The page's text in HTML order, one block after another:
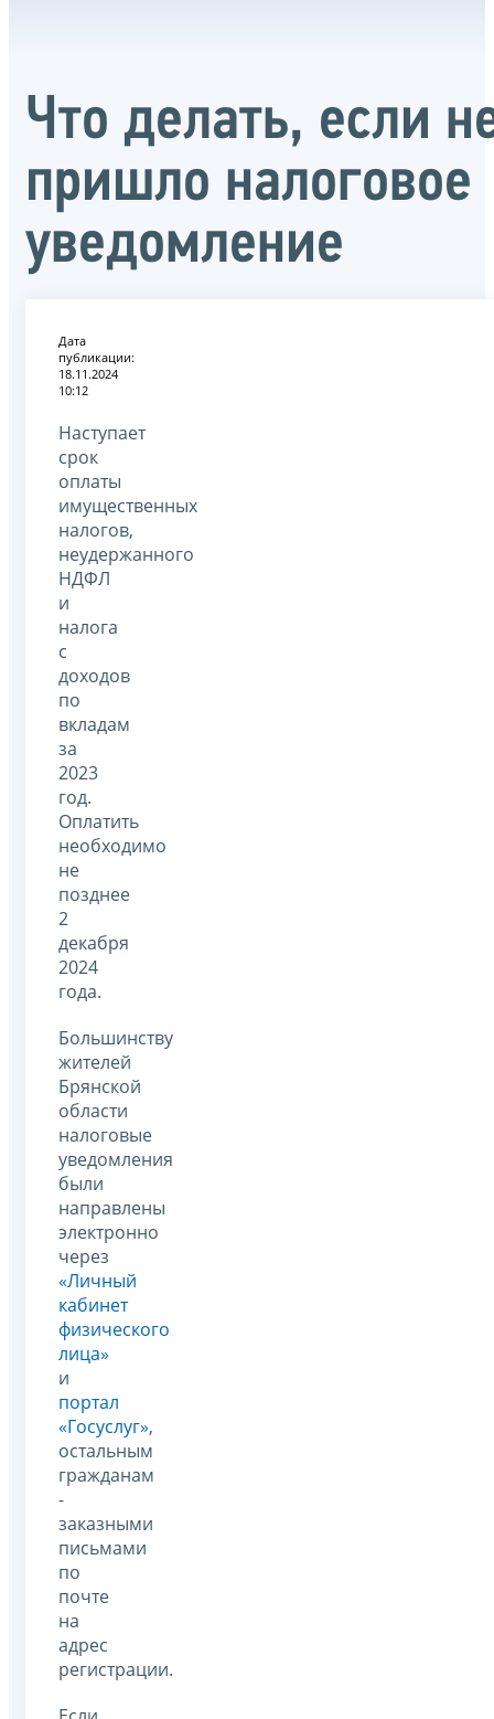
Что делать, если
пришло налоговое
уведомление
Дата
публикации:
18.11.2024
10:12
Наступает
срок
оплаты
имущественных
налогов,
неудержанного
НДФЛ
и
налога
с
доходов
по
вкладам
за
2023
год.
Оплатить
необходимо
не
позднее
2
декабря
2024
года.
Большинству
жителей
Брянской
области
налоговые
уведомления
были
направлены
электронно
через
«Личный
кабинет
физического
лица»
и
портал
«Госуслуг»,
остальным
гражданам
-
заказными
письмами
по
почте
на
адрес
регистрации.